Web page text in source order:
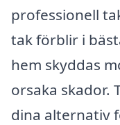
professionell
tak förblir i
hem skyddas
orsaka skador.
dina alternativ